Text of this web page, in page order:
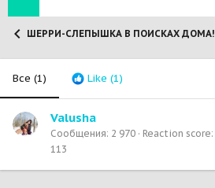
ШЕРРИ-СЛЕПЫШКА В ПОИСКАХ ДОМА!
Все (1) Like (1)
Valusha
Сообщения 2 970 Reaction score
113